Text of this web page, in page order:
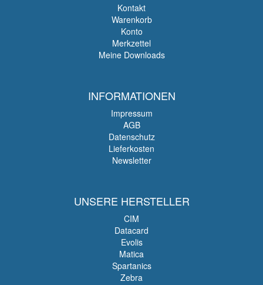
Kontakt
Warenkorb
Konto
Merkzettel
Meine Downloads
INFORMATIONEN
Impressum
AGB
Datenschutz
Lieferkosten
Newsletter
UNSERE HERSTELLER
CIM
Datacard
Evolis
Matica
Spartanics
Zebra